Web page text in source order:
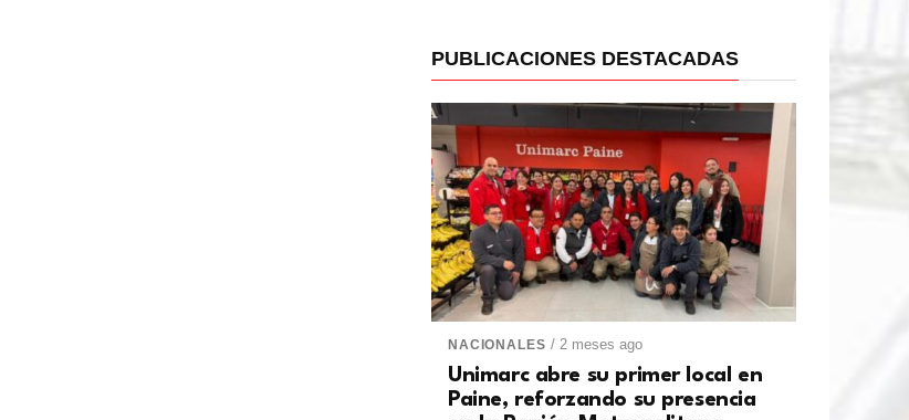
PUBLICACIONES DESTACADAS
NACIONALES / 2 meses ago
Unimarc abre su primer local en
Paine, reforzando su presencia